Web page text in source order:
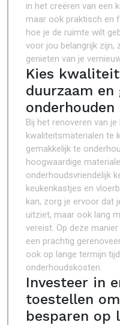
in het creëren van een
maar ook praktisch en
hoe je de ruimte wilt
voor jou belangrijk
genieten van je
Kies
duurzaam
onderhouden
Bij het renoveren van
kwaliteitsmaterialen te
gemakkelijk te
hoogwaardige
onderhoudsvriendelijk
keukenkastjes en
kan, zorg je ervoor dat
uitziet, maar ook lang
vereist. Op deze
een prachtig
ook op lange termijn
onderhoudskosten.
Investeer in
toestellen
besparen op